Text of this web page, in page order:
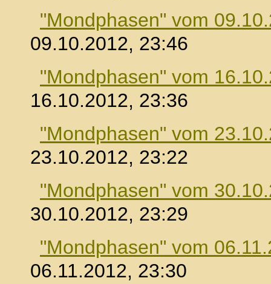
"Mondphasen" vom
09.10.2012, 23:46
"Mondphasen" vom
16.10.2012, 23:36
"Mondphasen" vom
23.10.2012, 23:22
"Mondphasen" vom
30.10.2012, 23:29
"Mondphasen" vom
06.11.2012, 23:30